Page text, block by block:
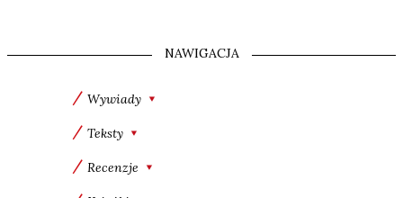
NAWIGACJA
Wywiady
Teksty
Recenzje